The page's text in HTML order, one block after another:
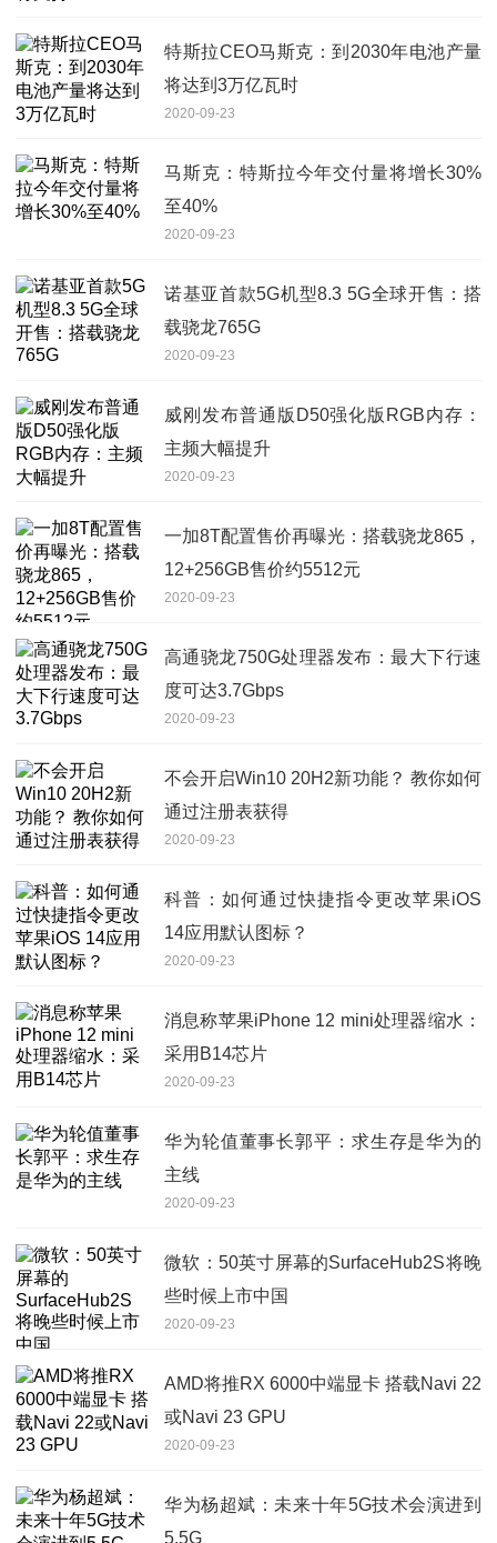
特斯拉CEO马斯克：到2030年电池产量
将达到3万亿瓦时
2020-09-23
马斯克：特斯拉今年交付量将增长30%
至40%
2020-09-23
诺基亚首款5G机型8.3 5G全球开售：搭
载骁龙765G
2020-09-23
威刚发布普通版D50强化版RGB内存：
主频大幅提升
2020-09-23
一加8T配置售价再曝光：搭载骁龙865，
12+256GB售价约5512元
2020-09-23
高通骁龙750G处理器发布：最大下行速
度可达3.7Gbps
2020-09-23
不会开启Win10 20H2新功能？ 教你如何
通过注册表获得
2020-09-23
科普：如何通过快捷指令更改苹果iOS
14应用默认图标？
2020-09-23
消息称苹果iPhone 12 mini处理器缩水：
采用B14芯片
2020-09-23
华为轮值董事长郭平：求生存是华为的
主线
2020-09-23
微软：50英寸屏幕的SurfaceHub2S将晚
些时候上市中国
2020-09-23
AMD将推RX 6000中端显卡 搭载Navi 22
或Navi 23 GPU
2020-09-23
华为杨超斌：未来十年5G技术会演进到
5.5G